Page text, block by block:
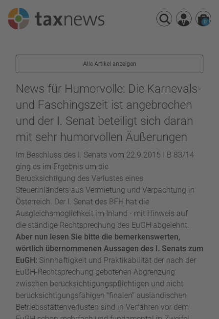
Webinare
0
Alle Artikel anzeigen
News für Humorvolle: Die Karnevals-
und Faschingszeit ist angebrochen
und der I. Senat beteiligt sich daran
mit sehr humorvollen Äußerungen
Im Beschluss des I. Senats vom 22.9.2015 I B 83/14
ging es im Ergebnis um die
Berücksichtigung des Verlustes eines
Steuerinländers aus Vermietung und Verpachtung in
Österreich. Der I. Senat des BFH hat die
Ausgleichsmöglichkeit im Inland - mit Hinweis auf
die ständige Rechtsprechung des EuGH abgelehnt.
Aber nun lesen Sie bitte die bemerkenswerten,
wörtlich übernommenen Aussagen des I. Senats zum
EuGH: Sinnhaftigkeit und Praktikabilität der nach der
EuGH-Rechtsprechung gebotenen Abgrenzung
zwischen berücksichtigungspflichtigen und nicht
berücksichtigungsfähigen "finalen" ausländischen
Betriebsstättenverlusten sind in Verfahren vor dem